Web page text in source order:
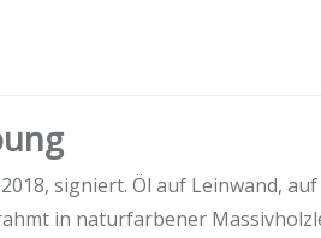
signiert. Öl auf Leinwand,
in naturfarbener